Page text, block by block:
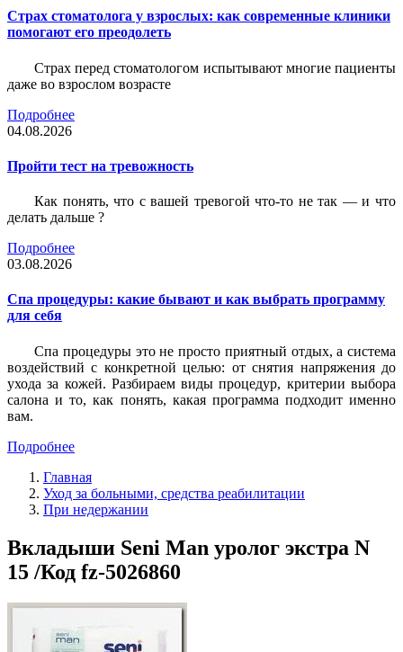
Страх стоматолога у взрослых: как современные клиники
помогают его преодолеть
Страх перед стоматологом испытывают многие пациенты
даже во взрослом возрасте
Подробнее
04.08.2026
Пройти тест на тревожность
Как понять, что с вашей тревогой что-то не так — и что
делать дальше ?
Подробнее
03.08.2026
Спа процедуры: какие бывают и как выбрать программу
для себя
Спа процедуры это не просто приятный отдых, а система
воздействий с конкретной целью: от снятия напряжения до
ухода за кожей. Разбираем виды процедур, критерии выбора
салона и то, как понять, какая программа подходит именно
вам.
Подробнее
Главная
Уход за больными, средства реабилитации
При недержании
Вкладыши Seni Man уролог экстра N
15 /Код fz-5026860